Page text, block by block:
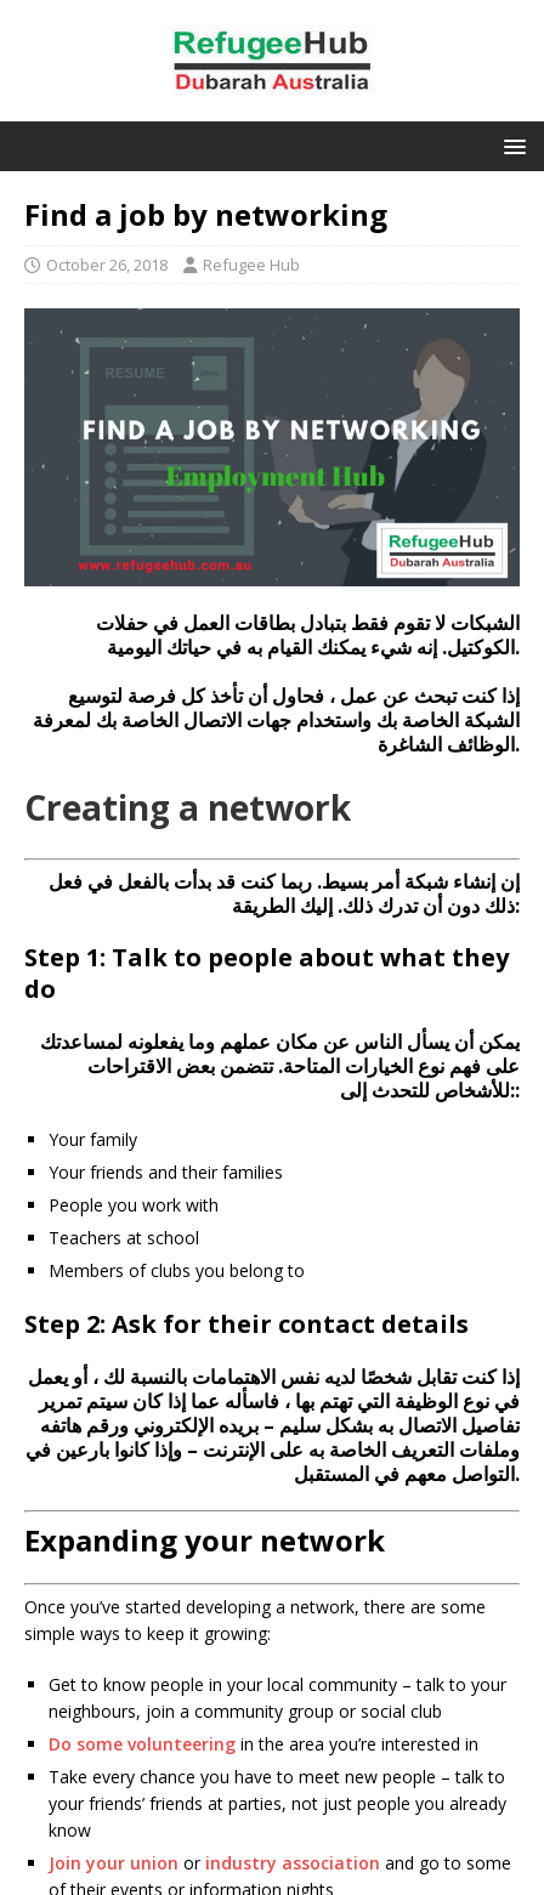
Find a job by networking
October 26, 2018 Refugee Hub
الشبكات لا تقوم فقط بتبادل بطاقات العمل في حفلات
الكوكتيل. إنه شيء يمكنك القيام به في حياتك اليومية.
إذا كنت تبحث عن عمل ، فحاول أن تأخذ كل فرصة لتوسيع
الشبكة الخاصة بك واستخدام جهات الاتصال الخاصة بك لمعرفة
الوظائف الشاغرة.
Creating a network
إن إنشاء شبكة أمر بسيط. ربما كنت قد بدأت بالفعل في فعل
ذلك دون أن تدرك ذلك. إليك الطريقة:
Step 1: Talk to people about what they
do
يمكن أن يسأل الناس عن مكان عملهم وما يفعلونه لمساعدتك
على فهم نوع الخيارات المتاحة. تتضمن بعض الاقتراحات
للأشخاص للتحدث إلى::
Your family
Your friends and their families
People you work with
Teachers at school
Members of clubs you belong to
Step 2: Ask for their contact details
إذا كنت تقابل شخصًا لديه نفس الاهتمامات بالنسبة لك ، أو يعمل
في نوع الوظيفة التي تهتم بها ، فاسأله عما إذا كان سيتم تمرير
تفاصيل الاتصال به بشكل سليم – بريده الإلكتروني ورقم هاتفه
وملفات التعريف الخاصة به على الإنترنت – وإذا كانوا بارعين في
التواصل معهم في المستقبل.
Expanding your network
Once you’ve started developing a network, there are some
simple ways to keep it growing:
Get to know people in your local community – talk to your
neighbours, join a community group or social club
Do some volunteering in the area you’re interested in
Take every chance you have to meet new people – talk to
your friends’ friends at parties, not just people you already
know
Join your union or industry association and go to some
of their events or information nights